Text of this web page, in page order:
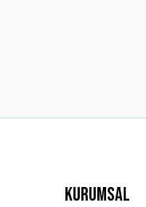
Kurumsal